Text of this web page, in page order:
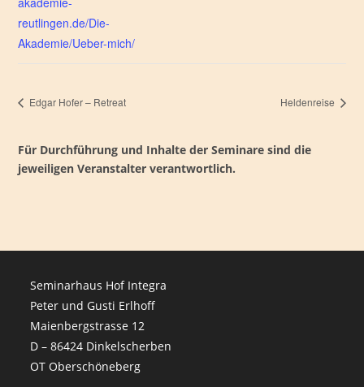
reutlingen.de/Die-
Akademie/Ueber-mich/
Edgar Hofer – Retreat Heldenreise
Für Durchführung und Inhalte der Seminare sind die
jeweiligen Veranstalter verantwortlich.
Seminarhaus Hof Integra
Peter und Gusti Erlhoff
Maienbergstrasse 12
D – 86424 Dinkelscherben
OT Oberschöneberg